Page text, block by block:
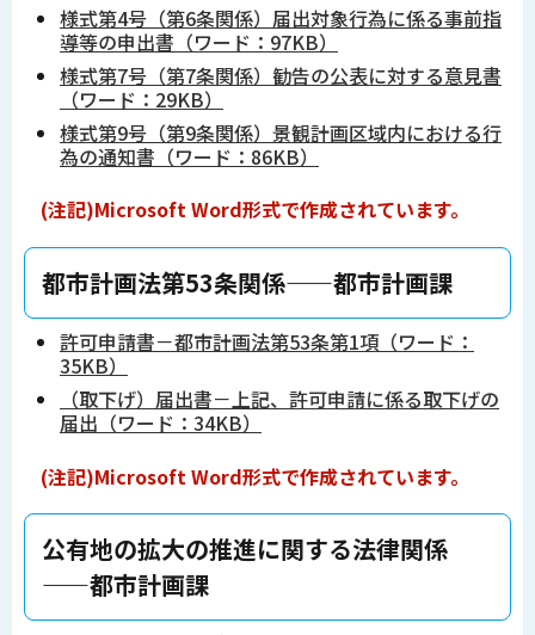
様式第4号（第6条関係）届出対象行為に係る事前指
導等の申出書（ワード：97KB）
様式第7号（第7条関係）勧告の公表に対する意見書
（ワード：29KB）
様式第9号（第9条関係）景観計画区域内における行
為の通知書（ワード：86KB）
(注記)Microsoft Word形式で作成されています。
―――都市計画法第53条関係――都市計画課
許可申請書－都市計画法第53条第1項（ワード：
35KB）
（取下げ）届出書－上記、許可申請に係る取下げの
届出（ワード：34KB）
(注記)Microsoft Word形式で作成されています。
―――公有地の拡大の推進に関する法律関係
――都市計画課